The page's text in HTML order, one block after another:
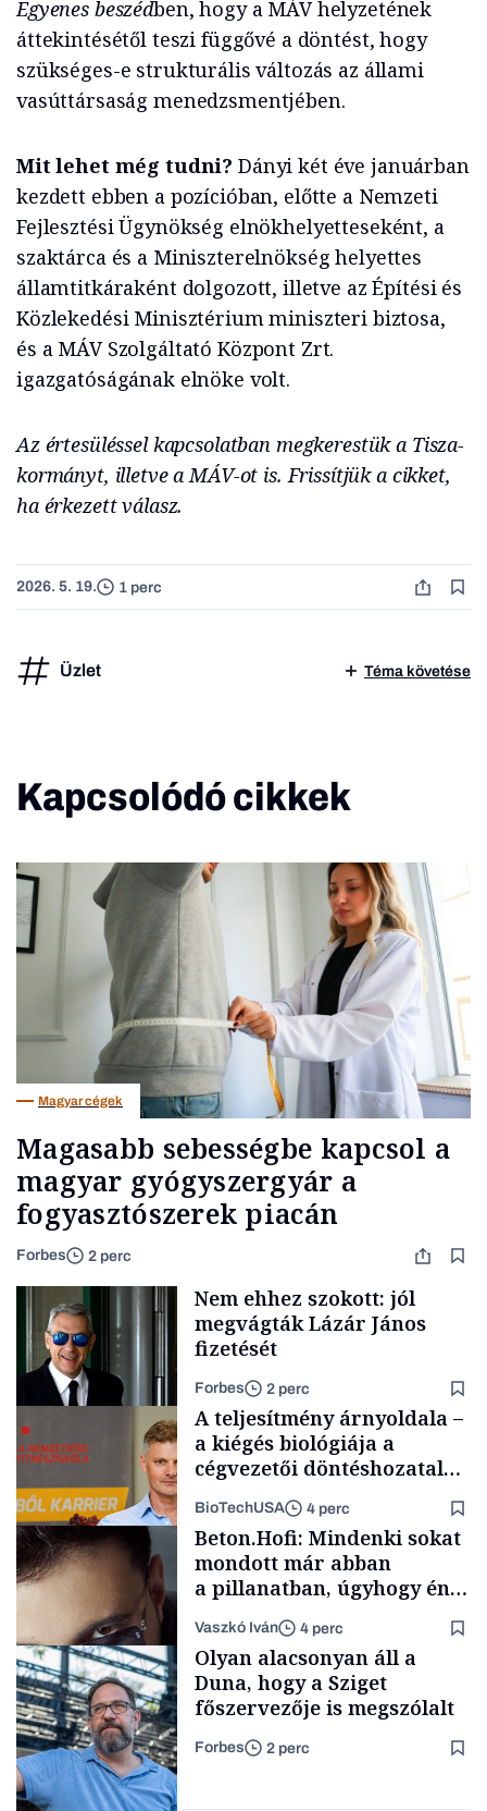
Egyenes beszédben, hogy a MÁV helyzetének
áttekintésétől teszi függővé a döntést, hogy
szükséges-e strukturális változás az állami
vasúttársaság menedzsmentjében.
Mit lehet még tudni? Dányi két éve januárban
kezdett ebben a pozícióban, előtte a Nemzeti
Fejlesztési Ügynökség elnökhelyetteseként, a
szaktárca és a Miniszterelnökség helyettes
államtitkáraként dolgozott, illetve az Építési és
Közlekedési Minisztérium miniszteri biztosa,
és a MÁV Szolgáltató Központ Zrt.
igazgatóságának elnöke volt.
Az értesüléssel kapcsolatban megkerestük a Tisza-
kormányt, illetve a MÁV-ot is. Frissítjük a cikket,
ha érkezett válasz.
2026. 5. 19. 1 perc
Üzlet Téma követése
Kapcsolódó cikkek
Magyar cégek
Magasabb sebességbe kapcsol a
magyar gyógyszergyár a
fogyasztószerek piacán
Forbes 2 perc
Politika
Nem ehhez szokott: jól
megvágták Lázár János
fizetését
Forbes 2 perc
Content Lab HUB
A teljesítmény árnyoldala –
a kiégés biológiája a
cégvezetői döntéshozatal
BioTechUSA 4 perc
Forbes-sztori
Beton.Hofi: Mindenki sokat
mondott már abban
a pillanatban, úgyhogy én
a legsarkosabb
gondolataimat akartam
kimondani
Vaszkó Iván 4 perc
Olyan alacsonyan áll a
Duna, hogy a Sziget
főszervezője is megszólalt
Forbes 2 perc